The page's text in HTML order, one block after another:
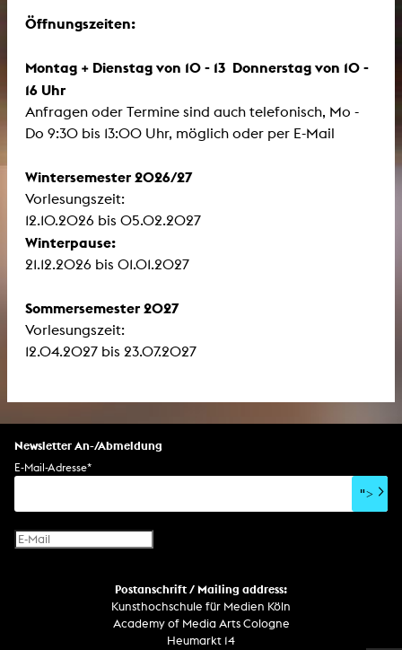
Öffnungszeiten:
Montag + Dienstag von 10 - 13 Donnerstag von 10 -
16 Uhr
Anfragen oder Termine sind auch telefonisch, Mo -
Do 9:30 bis 13:00 Uhr, möglich oder per E-Mail
Wintersemester 2026/27
Vorlesungszeit:
12.10.2026 bis 05.02.2027
Winterpause:
21.12.2026 bis 01.01.2027
Sommersemester 2027
Vorlesungszeit:
12.04.2027 bis 23.07.2027
Newsletter An-/Abmeldung
E-Mail-Adresse*
">
Postanschrift / Mailing address:
Kunsthochschule für Medien Köln
Academy of Media Arts Cologne
Heumarkt 14